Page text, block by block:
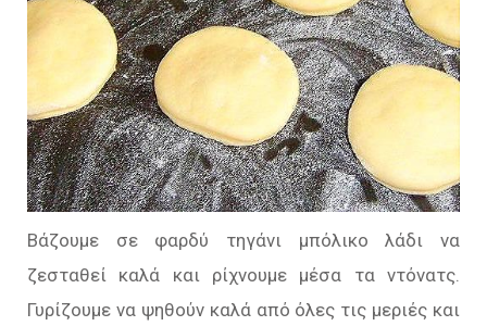
Βάζουμε σε φαρδύ τηγάνι μπόλικο λάδι να
ζεσταθεί καλά και ρίχνουμε μέσα τα ντόνατς.
Γυρίζουμε να ψηθούν καλά από όλες τις μεριές και